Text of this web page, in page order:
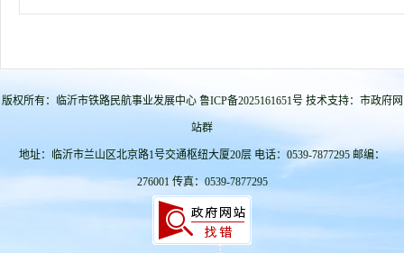
版权所有：临沂市铁路民航事业发展中心 鲁ICP备2025161651号 技术支持：市政府网
站群
地址：临沂市兰山区北京路1号交通枢纽大厦20层 电话：0539-7877295 邮编：
276001 传真：0539-7877295